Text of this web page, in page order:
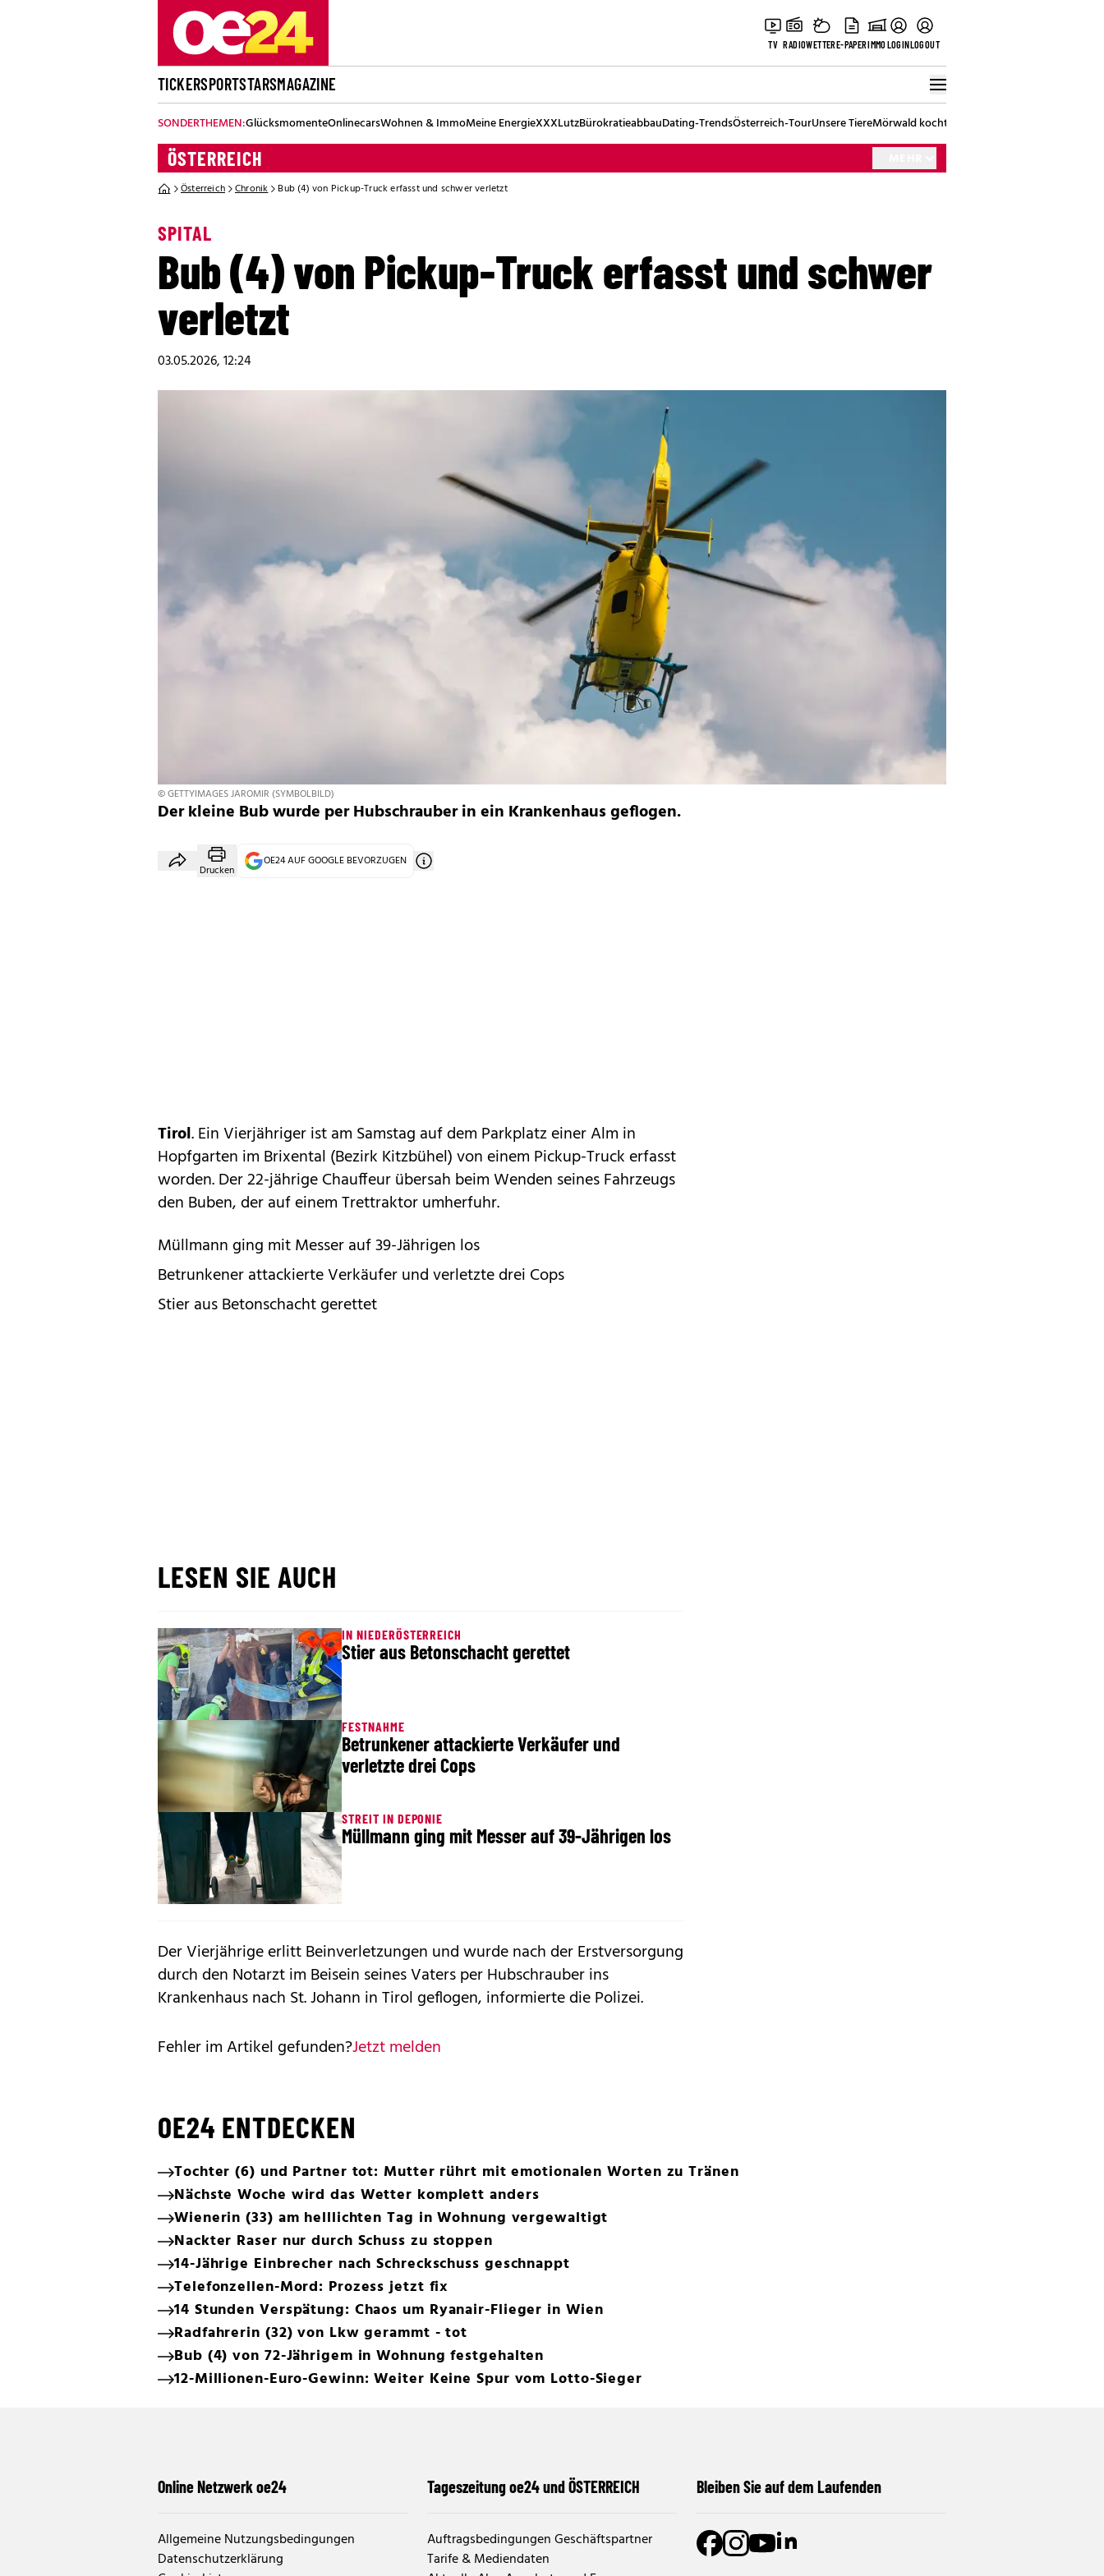
TV RADIOWETTERE-PAPERIMMOLOGINLOGOUT
TICKERSPORTSTARSMAGAZINE
SONDERTHEMEN:GlücksmomenteOnlinecarsWohnen & ImmoMeine EnergieXXXLutzBürokratieabbauDating-TrendsÖsterreich-TourUnsere TiereMörwald kocht
ÖSTERREICH
Österreich Chronik Bub (4) von Pickup-Truck erfasst und schwer verletzt
SPITAL
Bub (4) von Pickup-Truck erfasst und schwer
verletzt
03.05.2026, 12:24
© GETTYIMAGES JAROMIR (SYMBOLBILD)
Der kleine Bub wurde per Hubschrauber in ein Krankenhaus geflogen.
Drucken
OE24 AUF GOOGLE BEVORZUGEN
Tirol. Ein Vierjähriger ist am Samstag auf dem Parkplatz einer Alm in
Hopfgarten im Brixental (Bezirk Kitzbühel) von einem Pickup-Truck erfasst
worden. Der 22-jährige Chauffeur übersah beim Wenden seines Fahrzeugs
den Buben, der auf einem Trettraktor umherfuhr.
Müllmann ging mit Messer auf 39-Jährigen los
Betrunkener attackierte Verkäufer und verletzte drei Cops
Stier aus Betonschacht gerettet
LESEN SIE AUCH
IN NIEDERÖSTERREICH
Stier aus Betonschacht gerettet
FESTNAHME
Betrunkener attackierte Verkäufer und
verletzte drei Cops
STREIT IN DEPONIE
Müllmann ging mit Messer auf 39-Jährigen los
Der Vierjährige erlitt Beinverletzungen und wurde nach der Erstversorgung
durch den Notarzt im Beisein seines Vaters per Hubschrauber ins
Krankenhaus nach St. Johann in Tirol geflogen, informierte die Polizei.
Fehler im Artikel gefunden?Jetzt melden
OE24 ENTDECKEN
Tochter (6) und Partner tot: Mutter rührt mit emotionalen Worten zu Tränen
Nächste Woche wird das Wetter komplett anders
Wienerin (33) am helllichten Tag in Wohnung vergewaltigt
Nackter Raser nur durch Schuss zu stoppen
14-Jährige Einbrecher nach Schreckschuss geschnappt
Telefonzellen-Mord: Prozess jetzt fix
14 Stunden Verspätung: Chaos um Ryanair-Flieger in Wien
Radfahrerin (32) von Lkw gerammt - tot
Bub (4) von 72-Jährigem in Wohnung festgehalten
12-Millionen-Euro-Gewinn: Weiter Keine Spur vom Lotto-Sieger
Online Netzwerk oe24
Allgemeine Nutzungsbedingungen
Datenschutzerklärung
Tageszeitung oe24 und ÖSTERREICH
Auftragsbedingungen Geschäftspartner
Tarife & Mediendaten
Bleiben Sie auf dem Laufenden